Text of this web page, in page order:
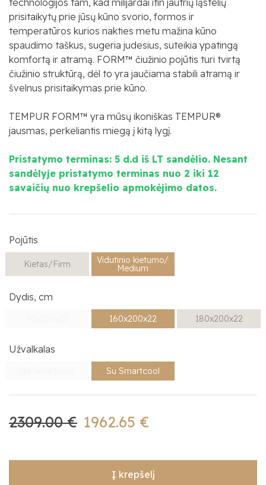
technologijos tam, kad milijardai itin jautrių ląstelių
prisitaikytų prie jūsų kūno svorio, formos ir
temperatūros kurios nakties metu mažina kūno
spaudimo taškus, sugeria judesius, suteikia ypatingą
komfortą ir atramą. FORM™ čiužinio pojūtis turi tvirtą
čiužinio struktūrą, dėl to yra jaučiama stabili atramą ir
švelnus prisitaikymas prie kūno.
TEMPUR FORM™ yra mūsų ikoniškas TEMPUR®
jausmas, perkeliantis miegą į kitą lygį.
Pristatymo terminas: 5 d.d iš LT sandėlio. Nesant
sandėlyje pristatymo terminas nuo 2 iki 12
savaičių nuo krepšelio apmokėjimo datos.
Pojūtis
Kietas/Firm Vidutinio kietumo/
Medium
Dydis, cm
160x200x22 180x200x22
Užvalkalas
Su Smartcool
1962.65 €
2309.00 €
Į krepšelį